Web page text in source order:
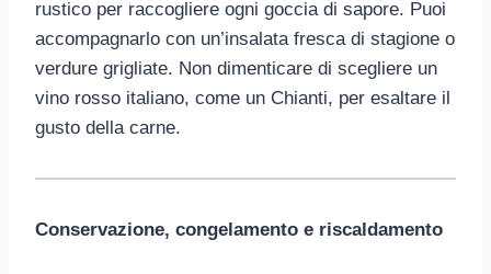
rustico per raccogliere ogni goccia di sapore. Puoi
accompagnarlo con un’insalata fresca di stagione o
verdure grigliate. Non dimenticare di scegliere un
vino rosso italiano, come un Chianti, per esaltare il
gusto della carne.
Conservazione, congelamento e riscaldamento